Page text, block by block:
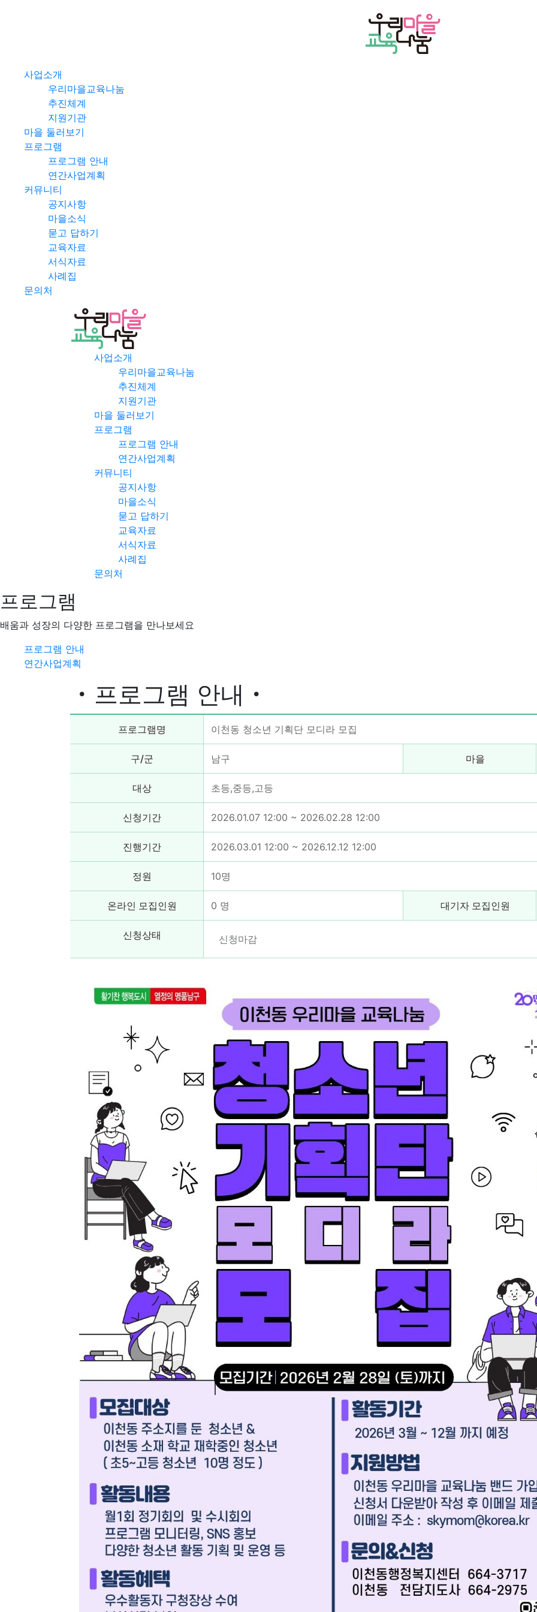
사업소개
우리마을교육나눔
추진체계
지원기관
마을 둘러보기
프로그램
프로그램 안내
연간사업계획
커뮤니티
공지사항
마을소식
묻고 답하기
교육자료
서식자료
사례집
문의처
사업소개
우리마을교육나눔
추진체계
지원기관
마을 둘러보기
프로그램
프로그램 안내
연간사업계획
커뮤니티
공지사항
마을소식
묻고 답하기
교육자료
서식자료
사례집
문의처
프로그램
배움과 성장의 다양한 프로그램을 만나보세요
프로그램 안내
연간사업계획
프로그램 안내
프로그램명 이천동 청소년 기획단 모디라 모집
구/군 남구 마을
대상 초등,중등,고등
신청기간 2026.01.07 12:00 ~ 2026.02.28 12:00
진행기간 2026.03.01 12:00 ~ 2026.12.12 12:00
정원 10명
온라인 모집인원 0 명 대기자 모집인원
신청상태 신청마감